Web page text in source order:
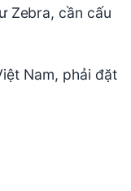
Zebra, cần cấu
Nam, phải đặt